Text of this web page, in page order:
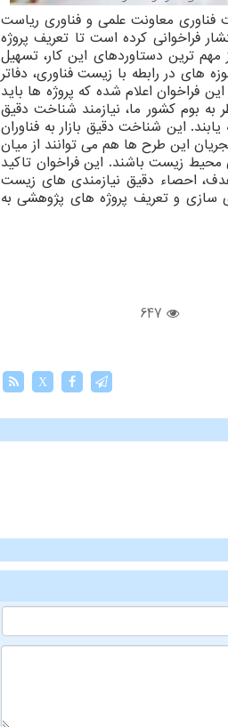
فناوری معاونت علمی و فناوری ریاست
فراخوانی کرده است تا تعریف پروژه
ترین دستاوردهای این کار، تسهیل
در رابطه با زیست فناوری، دفاتر
فراخوان اعلام شده که پروژه ها باید
به بوم کشور ما، نیازمند شناخت دقیق
این شناخت دقیق بازار به فناوران
این طرح ها هم می توانند از میان
زیست باشند. این فراخوان تاکید
احصاء دقیق نیازمندی های زیست
سازی و تعریف پروژه های پژوهشی به
647
X